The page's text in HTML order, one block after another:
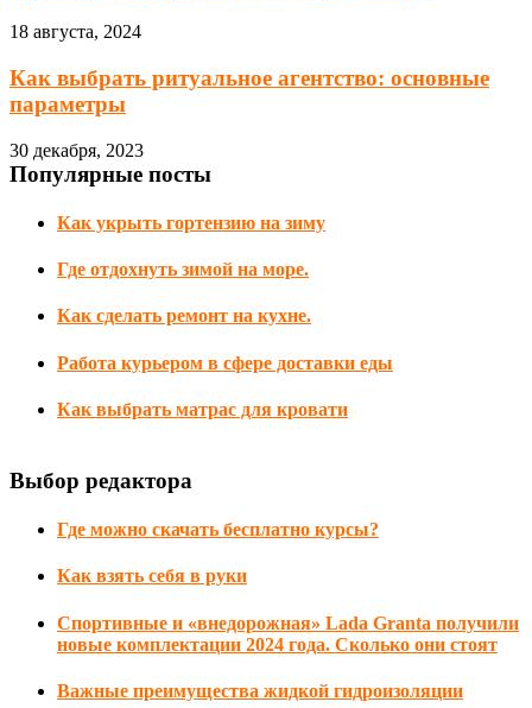
18 августа, 2024
Как выбрать ритуальное агентство: основные
параметры
30 декабря, 2023
Популярные посты
Как укрыть гортензию на зиму
Где отдохнуть зимой на море.
Как сделать ремонт на кухне.
Работа курьером в сфере доставки еды
Как выбрать матрас для кровати
Выбор редактора
Где можно скачать бесплатно курсы?
Как взять себя в руки
Спортивные и «внедорожная» Lada Granta получили
новые комплектации 2024 года. Сколько они стоят
Важные преимущества жидкой гидроизоляции